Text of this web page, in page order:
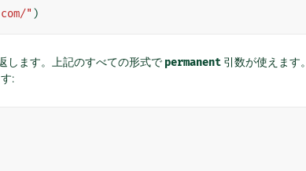
" )
します。上記のすべての形式で permanent 引数が使えます。
: